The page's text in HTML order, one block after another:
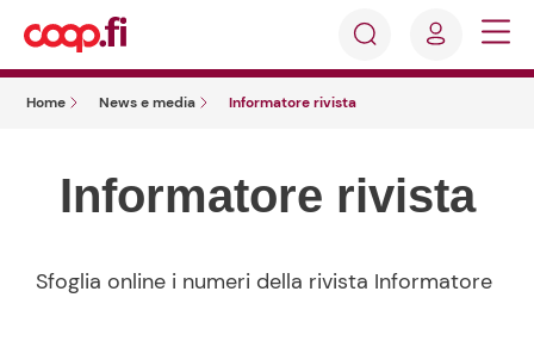
Accedi
Registrati
Home News e media Informatore rivista
Informatore rivista
Sfoglia online i numeri della rivista Informatore